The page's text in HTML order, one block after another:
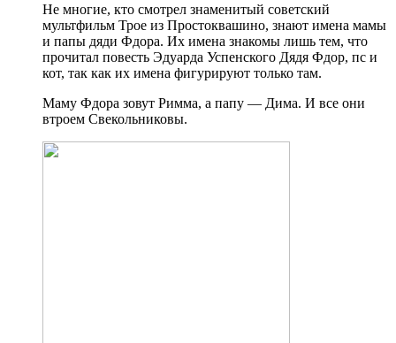
Не многие, кто смотрел знаменитый советский
мультфильм Трое из Простоквашино, знают имена мамы
и папы дяди Фдора. Их имена знакомы лишь тем, что
прочитал повесть Эдуарда Успенского Дядя Фдор, пс и
кот, так как их имена фигурируют только там.
Маму Фдора зовут Римма, а папу — Дима. И все они
втроем Свекольниковы.